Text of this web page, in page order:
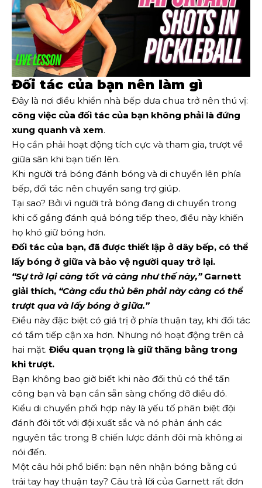
Đối tác của bạn nên làm gì
Đây là nơi điều khiển nhà bếp dưa chua trở nên thú vị:
công việc của đối tác của bạn không phải là đứng
xung quanh và xem.
Họ cần phải hoạt động tích cực và tham gia, trượt về
giữa sân khi bạn tiến lên.
Khi người trả bóng đánh bóng và di chuyển lên phía
bếp, đối tác nên chuyển sang trợ giúp.
Tại sao? Bởi vì người trả bóng đang di chuyển trong
khi cố gắng đánh quả bóng tiếp theo, điều này khiến
họ khó giữ bóng hơn.
Đối tác của bạn, đã được thiết lập ở dây bếp, có thể
lấy bóng ở giữa và bảo vệ người quay trở lại.
“Sự trở lại càng tốt và càng như thế này,”Garnett
giải thích, “Càng cầu thủ bên phải này càng có thể
trượt qua và lấy bóng ở giữa.”
Điều này đặc biệt có giá trị ở phía thuận tay, khi đối tác
có tầm tiếp cận xa hơn. Nhưng nó hoạt động trên cả
hai mặt. Điều quan trọng là giữ thăng bằng trong
khi trượt.
Bạn không bao giờ biết khi nào đối thủ có thể tấn
công bạn và bạn cần sẵn sàng chống đỡ điều đó.
Kiểu di chuyển phối hợp này là yếu tố phân biệt đội
đánh đôi tốt với đội xuất sắc và nó phản ánh các
nguyên tắc trong 8 chiến lược đánh đôi mà không ai
nói đến.
Một câu hỏi phổ biến: bạn nên nhận bóng bằng cú
trái tay hay thuận tay? Câu trả lời của Garnett rất đơn